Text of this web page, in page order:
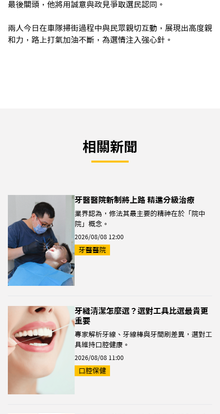
最後關頭，他將用誠意與政見爭取選民認同。
兩人今日在車隊掃街過程中與民眾親切互動，展現出高度親
和力，路上打氣加油不斷，為選情注入強心針。
相關新聞
牙醫醫院新制將上路 精進分級治療
業界認為，修法其最主要的精神在於「院中
院」概念。
2026/08/08 12:00
牙醫醫院
牙縫清潔怎麼選？選對工具比選最貴更
重要
專家解析牙線、牙線棒與牙間刷差異，選對工
具維持口腔健康。
2026/08/08 11:00
口腔保健